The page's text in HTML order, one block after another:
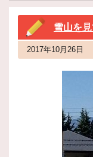
雪山を見
2017年10月26日